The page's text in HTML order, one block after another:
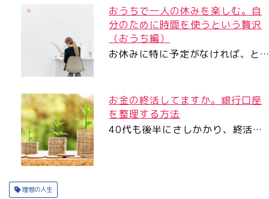
おうちで一人の休みを楽しむ。自
分のために時間を使うという贅沢
（おうち編）
お休みに特に予定がなければ、と
お金の終活してますか。銀行口座
を整理する方法
40代も後半にさしかかり、終活…
理想の人生